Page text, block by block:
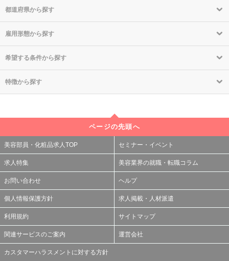
都道府県から探す
雇用形態から探す
希望する条件から探す
特徴から探す
ページの先頭へ
美容部員・化粧品求人TOP セミナー・イベント
求人特集 美容業界の就職・転職コラム
お問い合わせ ヘルプ
個人情報保護方針 求人掲載・人材派遣
利用規約 サイトマップ
関連サービスのご案内 運営会社
カスタマーハラスメントに対する方針